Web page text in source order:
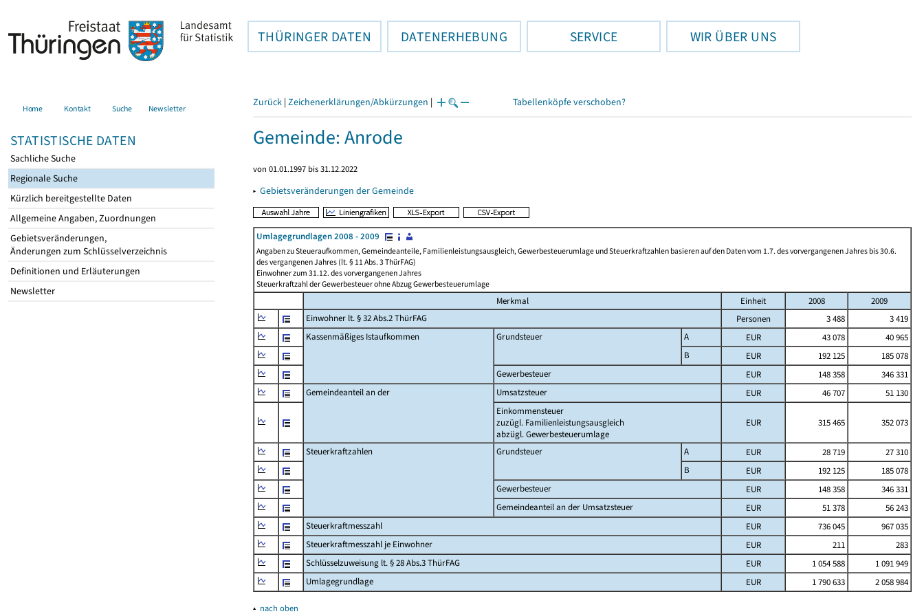
THÜRINGER DATEN DATENERHEBUNG SERVICE WIR ÜBER UNS
Home Kontakt Suche Newsletter
STATISTISCHE DATEN
Sachliche Suche
Regionale Suche
Kürzlich bereitgestellte Daten
Allgemeine Angaben, Zuordnungen
Gebietsveränderungen,
Änderungen zum Schlüsselverzeichnis
Definitionen und Erläuterungen
Newsletter
Zurück | Zeichenerklärungen/Abkürzungen | Tabellenköpfe verschoben?
Gemeinde: Anrode
von 01.01.1997 bis 31.12.2022
▸ Gebietsveränderungen der Gemeinde
Umlagegrundlagen 2008 - 2009
Angaben zu Steueraufkommen, Gemeindeanteile, Familienleistungsausgleich, Gewerbesteuerumlage und Steuerkraftzahlen basieren auf den Daten vom 1.7. des vorvergangenen Jahres bis 30.6.
des vergangenen Jahres (lt. § 11 Abs. 3 ThürFAG)
Einwohner zum 31.12. des vorvergangenen Jahres
Steuerkraftzahl der Gewerbesteuer ohne Abzug Gewerbesteuerumlage
Merkmal Einheit 2008
2009
Einwohner lt. § 32 Abs.2 ThürFAG
Personen 3 488
3 419
Kassenmäßiges Istaufkommen
Grundsteuer A EUR 43 078
40 965
B
EUR 192 125
185 078
Gewerbesteuer
EUR 148 358
346 331
Gemeindeanteil an der
Umsatzsteuer EUR 46 707
51 130
Einkommensteuer
zuzügl. Familienleistungsausgleich
abzügl. Gewerbesteuerumlage
EUR 315 465 352 073
Steuerkraftzahlen Grundsteuer A EUR 28 719
27 310
B
EUR 192 125
185 078
Gewerbesteuer
EUR 148 358
346 331
Gemeindeanteil an der Umsatzsteuer
EUR 51 378
56 243
Steuerkraftmesszahl
EUR 736 045
967 035
Steuerkraftmesszahl je Einwohner
EUR 211
283
Schlüsselzuweisung lt. § 28 Abs.3 ThürFAG
EUR 1 054 588
1 091 949
Umlagegrundlage
EUR 1 790 633 2 058 984
▴ nach oben